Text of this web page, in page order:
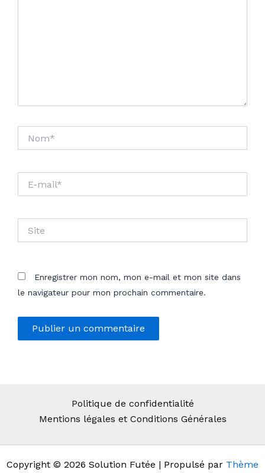
mail*
Enregistrer mon nom, mon e-mail et mon site dans
le navigateur pour mon prochain commentaire.
Politique de confidentialité
Mentions légales et Conditions Générales
Copyright © 2026 Solution Futée | Propulsé par Thème